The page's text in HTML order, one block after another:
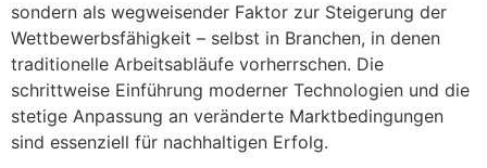
sondern als wegweisender Faktor zur Steigerung der
Wettbewerbsfähigkeit – selbst in Branchen, in denen
traditionelle Arbeitsabläufe vorherrschen. Die
schrittweise Einführung moderner Technologien und die
stetige Anpassung an veränderte Marktbedingungen
sind essenziell für nachhaltigen Erfolg.